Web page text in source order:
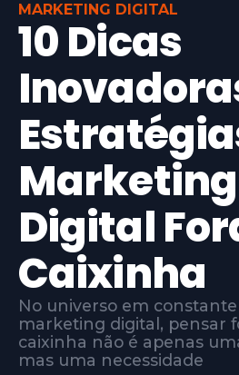
MARKETING DIGITAL
10 Dicas
Marketing
Digital
Caixinha
No universo em
marketing digital, pensar
caixinha não é apenas
mas uma necessidade